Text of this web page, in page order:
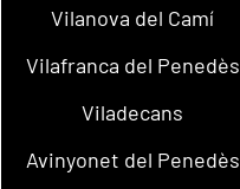
Vilanova del Camí
Vilafranca del Penedès
Viladecans
Avinyonet del Penedès